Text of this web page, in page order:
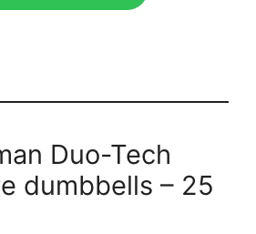
Duo-Tech
dumbbells – 25